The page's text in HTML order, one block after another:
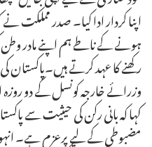
اپنا کردار ادا کیا۔ صدر مملکت
ہونے کے ناطے ہم اپنے مادر وطن
وزرائے خارجہ کونسل کے دو
کہا کہ بانی رکن کی حیثیت سے
مضبوطی کے لیے پرعزم ہے۔